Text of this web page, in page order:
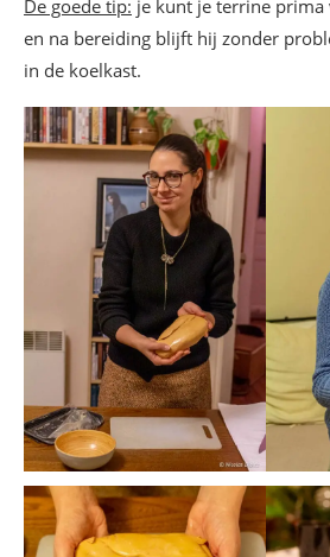
De goede tip: je kunt je terrine prima
en na bereiding blijft hij zonder
in de koelkast.